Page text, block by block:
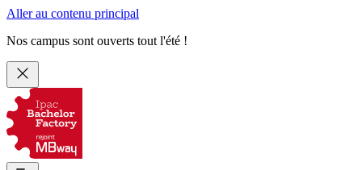
Aller au contenu principal
Nos campus sont ouverts tout l'été !